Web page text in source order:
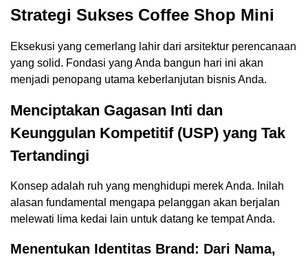
Strategi Sukses Coffee Shop Mini
Eksekusi yang cemerlang lahir dari arsitektur perencanaan
yang solid. Fondasi yang Anda bangun hari ini akan
menjadi penopang utama keberlanjutan bisnis Anda.
Menciptakan Gagasan Inti dan
Keunggulan Kompetitif (USP) yang Tak
Tertandingi
Konsep adalah ruh yang menghidupi merek Anda. Inilah
alasan fundamental mengapa pelanggan akan berjalan
melewati lima kedai lain untuk datang ke tempat Anda.
Menentukan Identitas Brand: Dari Nama,